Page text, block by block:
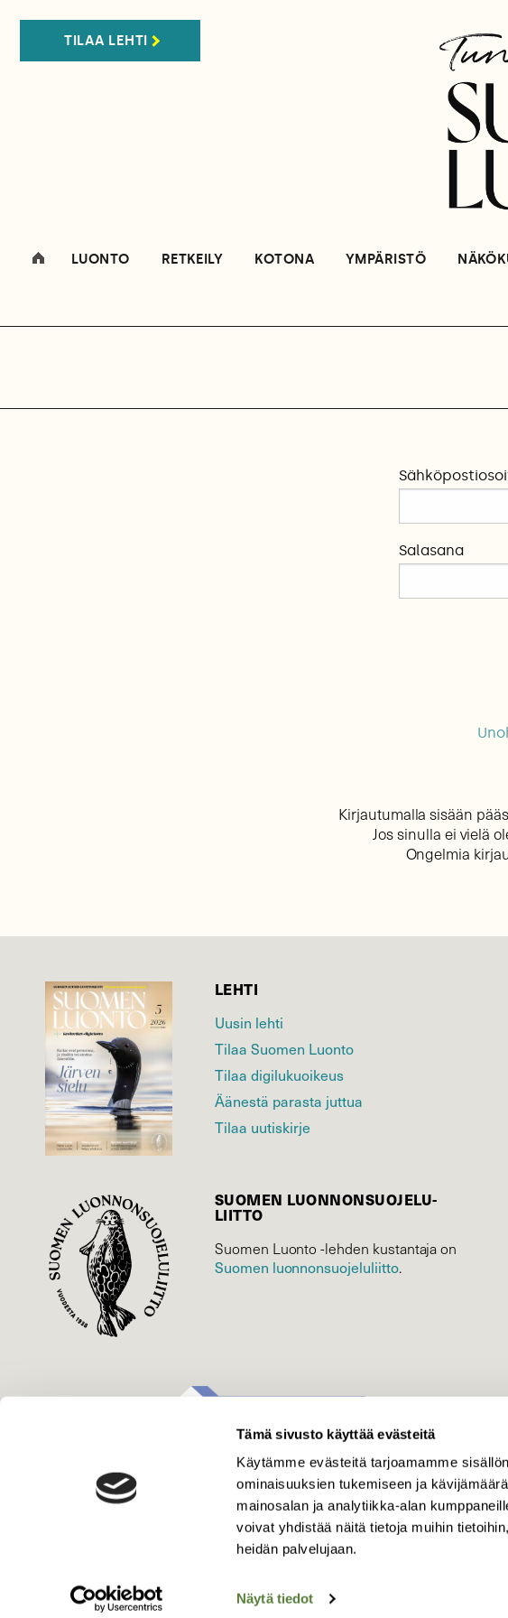
Tämä sivusto käyttää evästeitä
Käytämme evästeitä tarjoamamme
ominaisuuksien tukemiseen ja
mainosalan ja analytiikka-alan
voivat yhdistää näitä tietoja muihin
heidän palvelujaan.
Näytä tiedot
TILAA LEHTI
LUONTO RETKEILY KOTONA YMPÄRISTÖ
Salasana
Kirjautumalla sisään
Jos sinulla ei vielä
Ongelmia
LEHTI
Uusin lehti
Tilaa Suomen Luonto
Tilaa digilukuoikeus
Äänestä parasta juttua
Tilaa uutiskirje
SUOMEN LUONNON­SUOJELU­
LIITTO
Suomen Luonto -lehden kustantaja on
Suomen luonnonsuojelu­liitto.